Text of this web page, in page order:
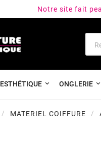
Notre site fait
ESTHÉTIQUE ONGLERIE
MATERIEL COIFFURE